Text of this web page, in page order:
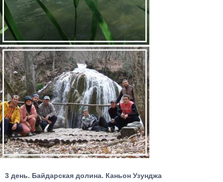
3 день. Байдарская долина. Каньон Узунджа